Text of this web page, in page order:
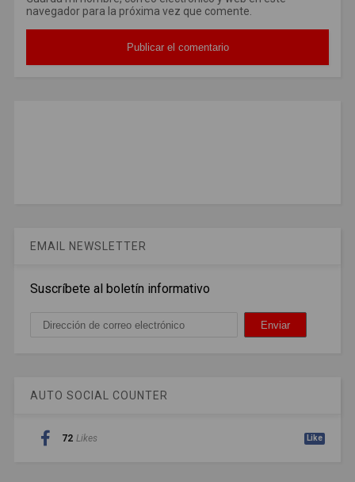
navegador para la próxima vez que comente.
EMAIL NEWSLETTER
Suscríbete al boletín informativo
AUTO SOCIAL COUNTER
72 Likes Like